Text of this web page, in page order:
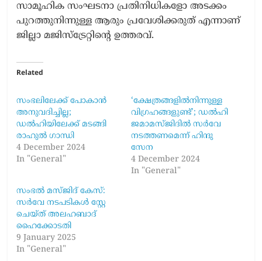
സാമൂഹിക സംഘടനാ പ്രതിനിധികളോ അടക്കം
പുറത്തുനിന്നുള്ള ആരും പ്രവേശിക്കരുത് എന്നാണ്
ജില്ലാ മജിസ്‌ട്രേറ്റിന്റെ ഉത്തരവ്.
Related
സംഭലിലേക്ക് പോകാൻ
അനുവദിച്ചില്ല;
ഡൽഹിയിലേക്ക് മടങ്ങി
രാഹുൽ ഗാന്ധി
4 December 2024
In "General"
‘ക്ഷേത്രങ്ങളിൽനിന്നുള്ള
വിഗ്രഹങ്ങളുണ്ട്​’; ഡൽഹി
ജമാമസ്​ജിദിൽ സർവേ
നടത്തണമെന്ന്​ ഹിന്ദു
സേന
4 December 2024
In "General"
സംഭൽ മസ്ജിദ് കേസ്:
സർവേ നടപടികൾ സ്റ്റേ
ചെയ്ത് അലഹബാദ്
ഹൈക്കോടതി
9 January 2025
In "General"